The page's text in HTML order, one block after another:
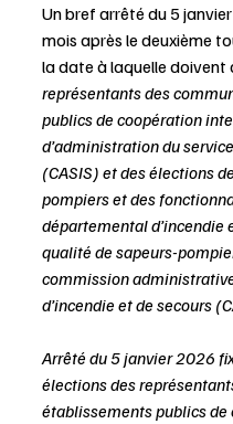
Un bref arrêté du 5
mois après le deuxième
la date à laquelle doivent
représentants des
publics de coopération
d’administration du
(CASIS) et des élections
pompiers et des
départemental d’incendie
qualité de sapeurs-
commission
d’incendie et de secours
Arrêté du 5 janvier 2026
élections des
établissements publics